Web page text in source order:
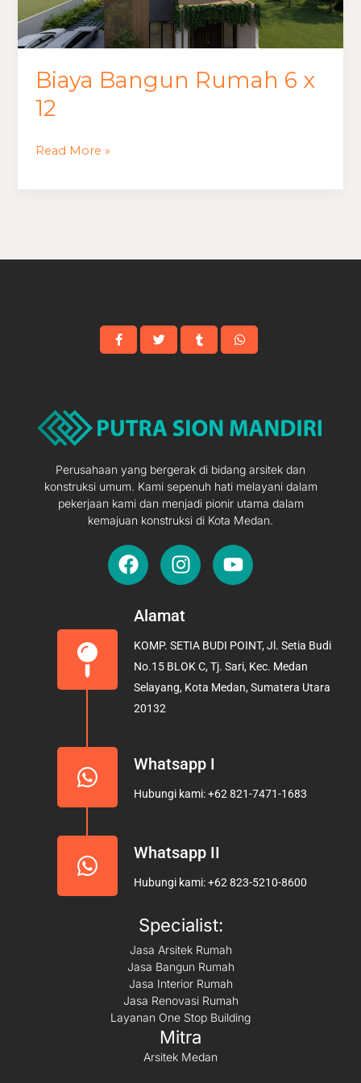
Biaya Bangun Rumah 6 x
12
Read More »
Perusahaan yang bergerak di bidang arsitek dan
konstruksi umum. Kami sepenuh hati melayani dalam
pekerjaan kami dan menjadi pionir utama dalam
kemajuan konstruksi di Kota Medan.
F
a
e
o
o
k
I
n
t
g
r
a
Y
o
b
e
Alamat
KOMP. SETIA BUDI POINT, Jl. Setia Budi
No.15 BLOK C, Tj. Sari, Kec. Medan
Selayang, Kota Medan, Sumatera Utara
20132
Whatsapp I
Hubungi kami: +62 821-7471-1683
Whatsapp II
Hubungi kami: +62 823-5210-8600
Specialist:
Jasa Arsitek Rumah
Jasa Bangun Rumah
Jasa Interior Rumah
Jasa Renovasi Rumah
Layanan One Stop Building
Mitra
Arsitek Medan